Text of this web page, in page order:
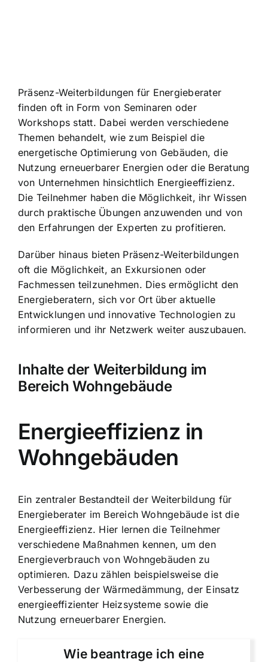
Präsenz-Weiterbildungen für Energieberater
finden oft in Form von Seminaren oder
Workshops statt. Dabei werden verschiedene
Themen behandelt, wie zum Beispiel die
energetische Optimierung von Gebäuden, die
Nutzung erneuerbarer Energien oder die Beratung
von Unternehmen hinsichtlich Energieeffizienz.
Die Teilnehmer haben die Möglichkeit, ihr Wissen
durch praktische Übungen anzuwenden und von
den Erfahrungen der Experten zu profitieren.
Darüber hinaus bieten Präsenz-Weiterbildungen
oft die Möglichkeit, an Exkursionen oder
Fachmessen teilzunehmen. Dies ermöglicht den
Energieberatern, sich vor Ort über aktuelle
Entwicklungen und innovative Technologien zu
informieren und ihr Netzwerk weiter auszubauen.
Inhalte der Weiterbildung im
Bereich Wohngebäude
Energieeffizienz in
Wohngebäuden
Ein zentraler Bestandteil der Weiterbildung für
Energieberater im Bereich Wohngebäude ist die
Energieeffizienz. Hier lernen die Teilnehmer
verschiedene Maßnahmen kennen, um den
Energieverbrauch von Wohngebäuden zu
optimieren. Dazu zählen beispielsweise die
Verbesserung der Wärmedämmung, der Einsatz
energieeffizienter Heizsysteme sowie die
Nutzung erneuerbarer Energien.
Wie beantrage ich eine